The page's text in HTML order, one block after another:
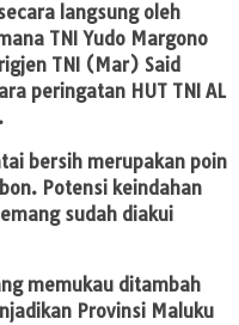
langsung oleh
TNI Yudo Margono
TNI (Mar) Said
peringatan HUT TNI AL
bersih merupakan poin
Potensi keindahan
sudah diakui
memukau ditambah
Provinsi Maluku